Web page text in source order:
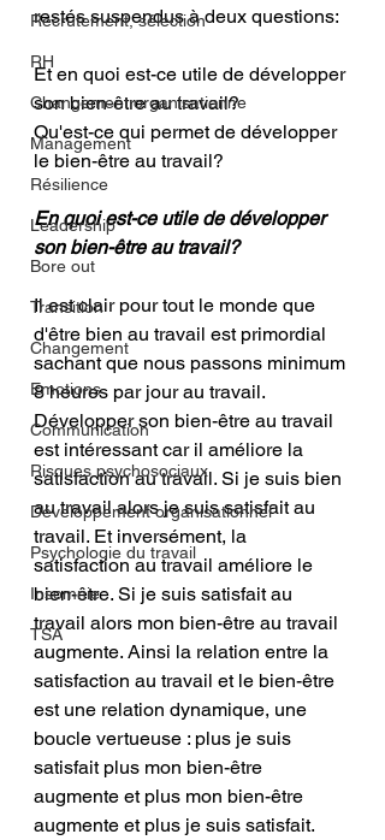
Recrutement, sélection
RH
Changement organisationne
Management
Résilience
Leadership
Bore out
Transition
Changement
Emotions
Communication
Risques psychosociaux
Développement organisationnel
Psychologie du travail
Insomnie
TSA
restés suspendus à deux questions:
Et en quoi est-ce utile de développer
son bien-être au travail?
Qu'est-ce qui permet de développer
le bien-être au travail?
En quoi est-ce utile de développer
son bien-être au travail?
Il est clair pour tout le monde que
d'être bien au travail est primordial
sachant que nous passons minimum
8 heures par jour au travail.
Développer son bien-être au travail
est intéressant car il améliore la
satisfaction au travail. Si je suis bien
au travail alors je suis satisfait au
travail. Et inversément, la
satisfaction au travail améliore le
bien-être. Si je suis satisfait au
travail alors mon bien-être au travail
augmente. Ainsi la relation entre la
satisfaction au travail et le bien-être
est une relation dynamique, une
boucle vertueuse : plus je suis
satisfait plus mon bien-être
augmente et plus mon bien-être
augmente et plus je suis satisfait.